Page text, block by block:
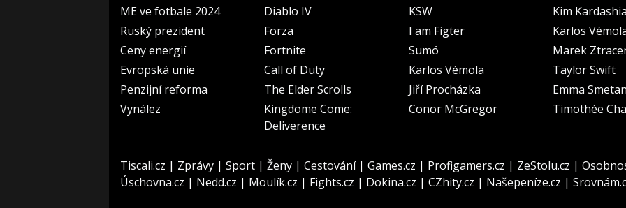
ME ve fotbale 2024
Ruský prezident
Ceny energií
Evropská unie
Penzijní reforma
Vynález
Diablo IV
Forza
Fortnite
Call of Duty
The Elder Scrolls
Kingdome Come:
Deliverence
KSW
I am Figter
Sumó
Karlos Vémola
Jiří Procházka
Conor McGregor
Kim
Karlos
Marek
Taylor Swift
Emma
Timothée
Tiscali.cz | Zprávy | Sport | Ženy | Cestování| Games.cz | Profigamers.cz | ZeStolu.cz |
Úschovna.cz | Nedd.cz | Moulík.cz | Fights.cz | Dokina.cz | CZhity.cz | Našepeníze.cz |